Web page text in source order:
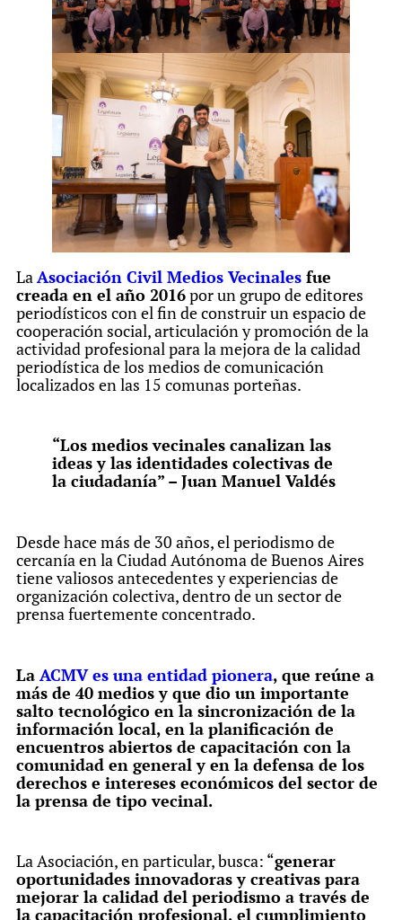
LaAsociación Civil Medios Vecinales fue
creada en el año 2016por un grupo de editores
periodísticos con el fin de construir un espacio de
cooperación social, articulación y promoción de la
actividad profesional para la mejora de la calidad
periodística de los medios de comunicación
localizados en las 15 comunas porteñas.
“Los medios vecinales canalizan las
ideas y las identidades colectivas de
la ciudadanía” – Juan Manuel Valdés
Desde hace más de 30 años, el periodismo de
cercanía en la Ciudad Autónoma de Buenos Aires
tiene valiosos antecedentes y experiencias de
organización colectiva, dentro de un sector de
prensa fuertemente concentrado.
La ACMV es una entidad pionera, que reúne a
más de 40 medios y que dio un importante
salto tecnológico en la sincronización de la
información local, en la planificación de
encuentros abiertos de capacitación con la
comunidad en general y en la defensa de los
derechos e intereses económicos del sector de
la prensa de tipo vecinal.
La Asociación, en particular, busca: “generar
oportunidades innovadoras y creativas para
mejorar la calidad del periodismo a través de
la capacitación profesional, el cumplimiento